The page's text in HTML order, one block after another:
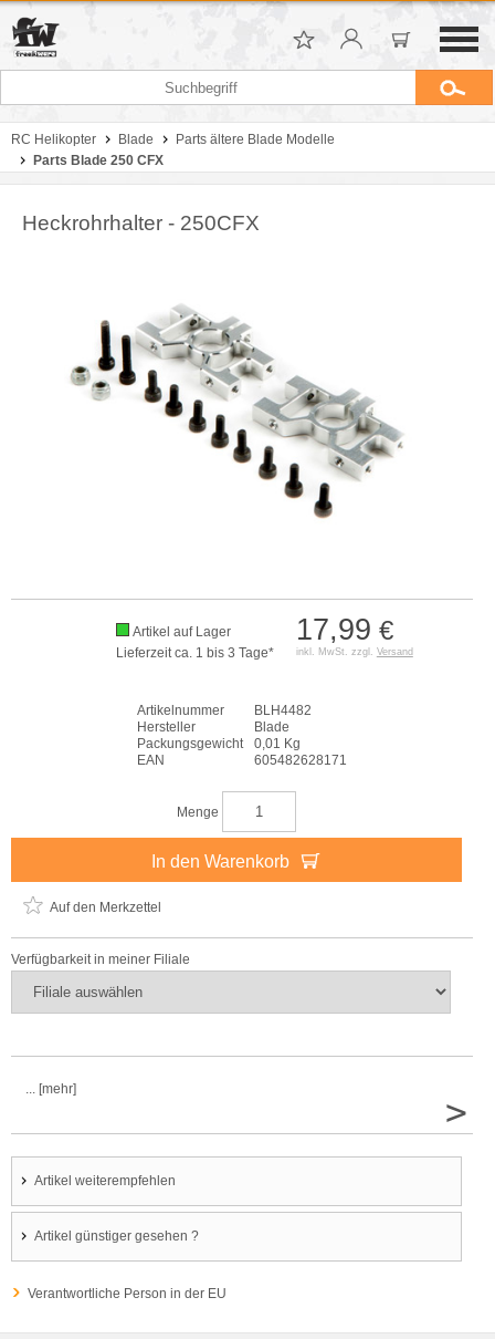
RC Helikopter Blade
Parts ältere Blade Modelle
Parts Blade 250 CFX
Heckrohrhalter - 250CFX
17,99 €
inkl. MwSt. zzgl. Versand
Artikel auf Lager
Lieferzeit ca. 1 bis 3 Tage*
Artikelnummer
BLH4482
Hersteller
Blade
Packungsgewicht
0,01 Kg
EAN
605482628171
Menge
In den Warenkorb
Auf den Merkzettel
Verfügbarkeit in meiner Filiale
... [mehr]
>
Artikel weiterempfehlen
Artikel günstiger gesehen ?
Verantwortliche Person in der EU